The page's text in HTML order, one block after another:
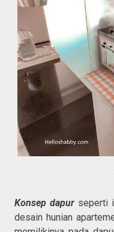
Konsep dapur seperti
desain hunian